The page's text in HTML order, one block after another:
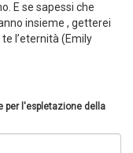
E se sapessi che
insieme , getterei
l’eternità (Emily
per l'espletazione della